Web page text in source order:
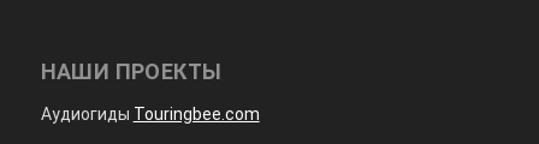
НАШИ ПРОЕКТЫ
Аудиогиды Touringbee.com